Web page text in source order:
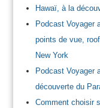
Hawaï, à la
Podcast Voyager
points de vue,
New York
Podcast Voyager
découverte du
Comment choisir